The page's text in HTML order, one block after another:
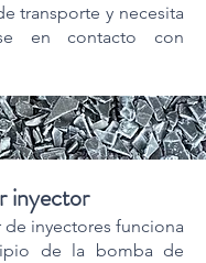
transporte y necesita
en contacto con
inyector
de inyectores funciona
de la bomba de